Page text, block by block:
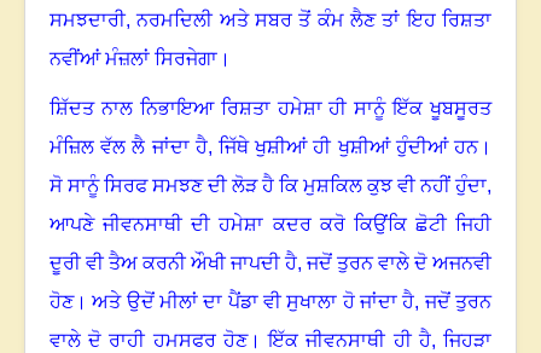
ਸਮਝਦਾਰੀ,ਨਰਮਦਿਲੀ ਅਤੇ ਸਬਰ ਤੋਂ ਕੰਮ ਲੈਣ ਤਾਂ ਇਹ ਰਿਸ਼ਤਾ
ਨਵੀਂਆਂ ਮੰਜ਼ਲਾਂ ਸਿਰਜੇਗਾ।
ਸ਼ਿੱਦਤ ਨਾਲ ਨਿਭਾਇਆ ਰਿਸ਼ਤਾ ਹਮੇਸ਼ਾ ਹੀ ਸਾਨੂੰ ਇੱਕ ਖੂਬਸੂਰਤ
ਮੰਜ਼ਿਲ ਵੱਲ ਲੈ ਜਾਂਦਾ ਹੈ,ਜਿੱਥੇ ਖੁਸ਼ੀਆਂ ਹੀ ਖੁਸ਼ੀਆਂ ਹੁੰਦੀਆਂ ਹਨ।
ਸੋ ਸਾਨੂੰ ਸਿਰਫ ਸਮਝਣ ਦੀ ਲੋੜ ਹੈ ਕਿ ਮੁਸ਼ਕਿਲ ਕੁਝ ਵੀ ਨਹੀਂ ਹੁੰਦਾ,
ਆਪਣੇ ਜੀਵਨਸਾਥੀ ਦੀ ਹਮੇਸ਼ਾ ਕਦਰ ਕਰੋ ਕਿਉਂਕਿ ਛੋਟੀ ਜਿਹੀ
ਦੂਰੀ ਵੀ ਤੈਅ ਕਰਨੀ ਔਖੀ ਜਾਪਦੀ ਹੈ,ਜਦੋਂ ਤੁਰਨ ਵਾਲੇ ਦੋ ਅਜਨਵੀ
ਹੋਣ। ਅਤੇ ਉਦੋਂ ਮੀਲਾਂ ਦਾ ਪੈਂਡਾ ਵੀ ਸੁਖਾਲਾ ਹੋ ਜਾਂਦਾ ਹੈ,ਜਦੋਂ ਤੁਰਨ
ਵਾਲੇ ਦੋ ਰਾਹੀ ਹਮਸਫਰ ਹੋਣ। ਇੱਕ ਜੀਵਨਸਾਥੀ ਹੀ ਹੈ,ਜਿਹੜਾ